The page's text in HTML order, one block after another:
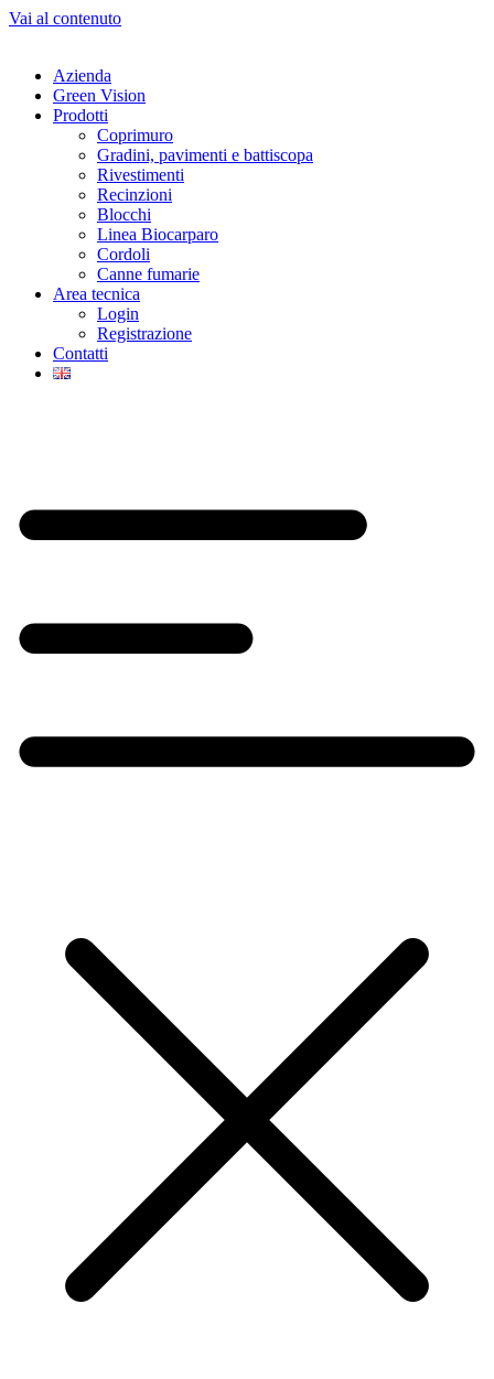
Vai al contenuto
Azienda
Green Vision
Prodotti
Coprimuro
Gradini, pavimenti e battiscopa
Rivestimenti
Recinzioni
Blocchi
Linea Biocarparo
Cordoli
Canne fumarie
Area tecnica
Login
Registrazione
Contatti